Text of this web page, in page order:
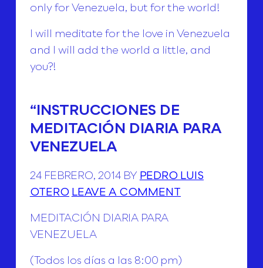
only for Venezuela, but for the world!
I will meditate for the love in Venezuela
and I will add the world a little, and
you?!
“INSTRUCCIONES DE
MEDITACIÓN DIARIA PARA
VENEZUELA
24 FEBRERO, 2014 BY PEDRO LUIS
OTERO LEAVE A COMMENT
MEDITACIÓN DIARIA PARA
VENEZUELA
(Todos los días a las 8:00 pm)